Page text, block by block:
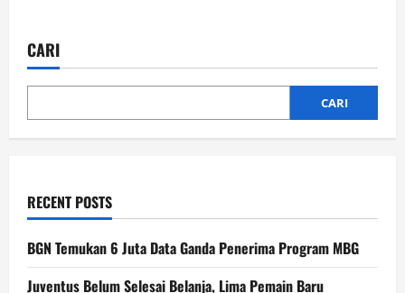
Air
Piala
2026
Jadi
CARI
CARI
RECENT POSTS
BGN Temukan 6 Juta Data Ganda Penerima Program MBG
Juventus Belum Selesai Belanja, Lima Pemain Baru